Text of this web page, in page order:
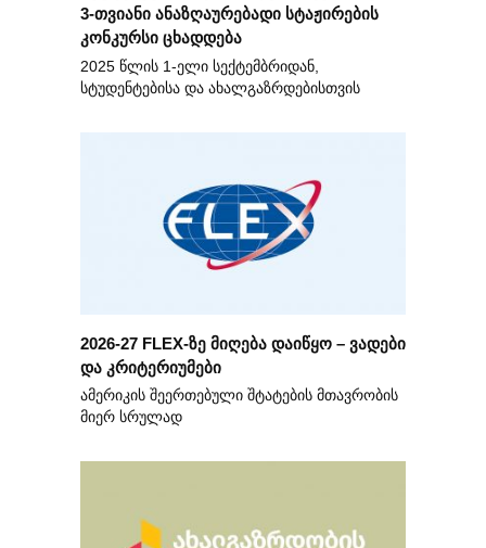
3-თვიანი ანაზღაურებადი სტაჟირების
კონკურსი ცხადდება
2025 წლის 1-ელი სექტემბრიდან,
სტუდენტებისა და ახალგაზრდებისთვის
2026-27 FLEX-ზე მიღება დაიწყო – ვადები
და კრიტერიუმები
ამერიკის შეერთებული შტატების მთავრობის
მიერ სრულად